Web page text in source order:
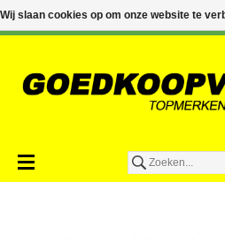
Toevoegen aan
Wij slaan cookies op om onze website te